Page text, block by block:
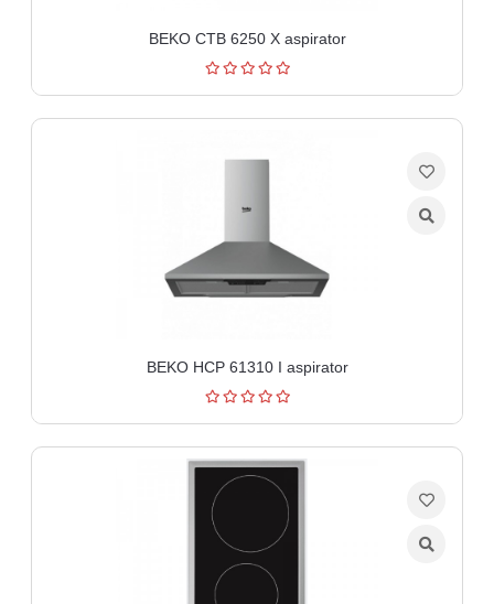
BEKO CTB 6250 X aspirator
BEKO HCP 61310 I aspirator